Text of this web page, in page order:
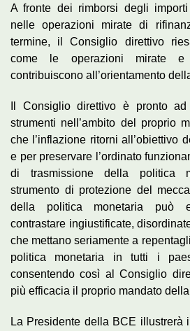
A fronte dei rimborsi degli
nelle operazioni mirate di
termine, il Consiglio direttivo
come le operazioni mirate
contribuiscono all’orientamento
Il Consiglio direttivo è pronto
strumenti nell’ambito del proprio
che l’inflazione ritorni all’obiettivo
e per preservare l’ordinato
di trasmissione della politica
strumento di protezione del
della politica monetaria può
contrastare ingiustificate,
che mettano seriamente a
politica monetaria in tutti i
consentendo così al Consiglio
più efficacia il proprio mandato
La Presidente della BCE illustrerà